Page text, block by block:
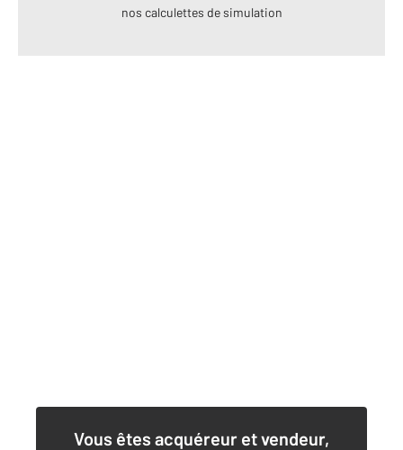
nos calculettes de simulation
Vous êtes acquéreur et vendeur,